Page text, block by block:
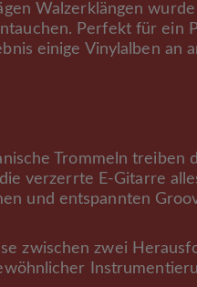
Walzerklängen wurde
Perfekt für ein
einige Vinylalben an
Trommeln treiben
verzerrte E-Gitarre
und entspannten
zwischen zwei